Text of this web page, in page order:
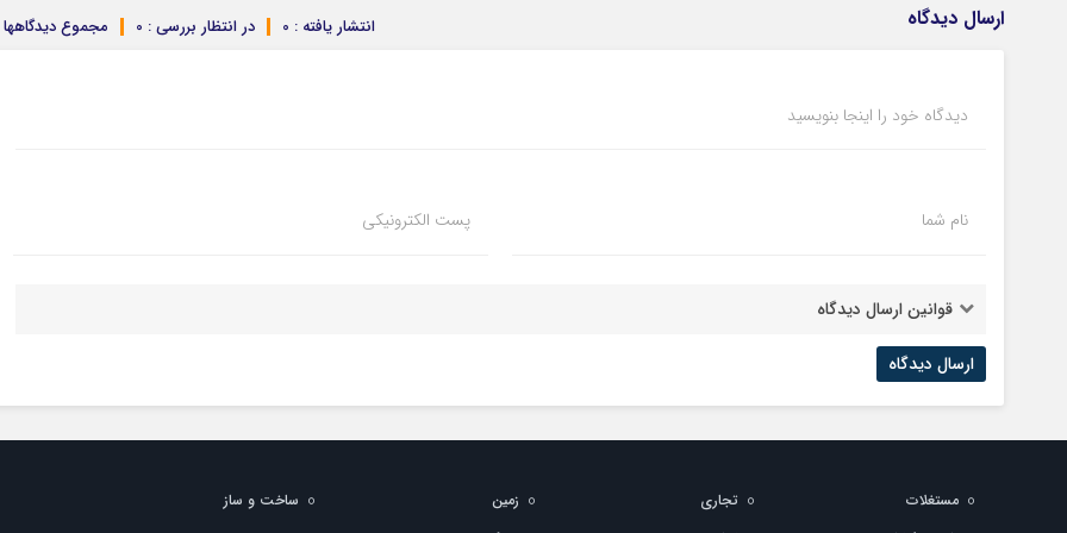
ارسال دیدگاه مجموع دیدگاهها در انتظار بررسی : 0 انتشار یافته : 0
دیدگاه خود را اینجا بنویسید
نام شما پست الکترونیکی
قوانین ارسال دیدگاه
مستغلات تجاری زمین
ساخت و ساز